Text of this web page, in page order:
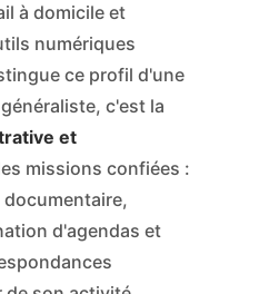
à domicile et
numériques
ce profil d'une
c'est la
et
missions confiées :
d'agendas et